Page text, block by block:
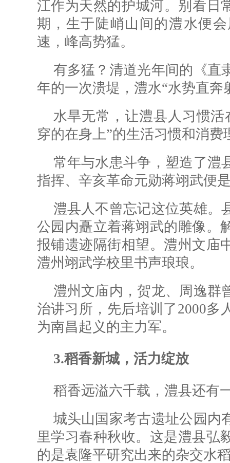
江作为天然的护城河。别看日
期，生于陡峭山间的澧水便
速，峰高势猛。
有多猛？清道光年间的《直
年的一次溃堤，澧水“水势直奔
水旱无常，让澧县人习惯
穿的在身上”的生活习惯和消费
常年与水患斗争，塑造了澧
指挥、辛亥革命元勋蒋翊武便
澧县人不曾忘记这位英雄。
公园内矗立着蒋翊武的雕像。
报铺遗迹隔街相望。澧州文庙
澧州翊武学校里书声琅琅。
澧州文庙内，贺龙、周逸群
治讲习所，先后培训了2000多
为南昌起义的主力军。
3.稻香新城，活力绽放
稻香远溢六千载，澧县还有
城头山国家考古遗址公园内
里学习春种秋收。这是澧县弘
的是袁隆平研究出来的杂交水